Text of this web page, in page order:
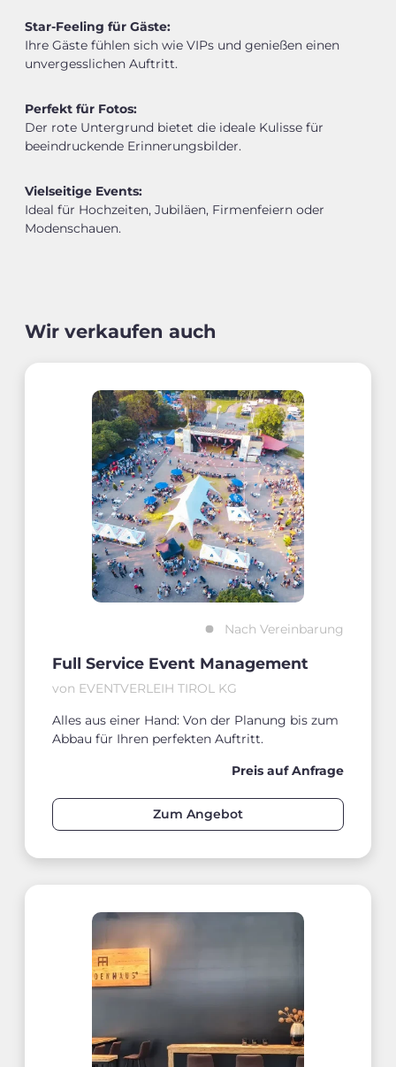
Star-Feeling für Gäste:
Ihre Gäste fühlen sich wie VIPs und genießen einen
unvergesslichen Auftritt.
Perfekt für Fotos:
Der rote Untergrund bietet die ideale Kulisse für
beeindruckende Erinnerungsbilder.
Vielseitige Events:
Ideal für Hochzeiten, Jubiläen, Firmenfeiern oder
Modenschauen.
Wir verkaufen auch
Nach Vereinbarung
Full Service Event Management
von EVENTVERLEIH TIROL KG
Alles aus einer Hand: Von der Planung bis zum
Abbau für Ihren perfekten Auftritt.
Preis auf Anfrage
Zum Angebot